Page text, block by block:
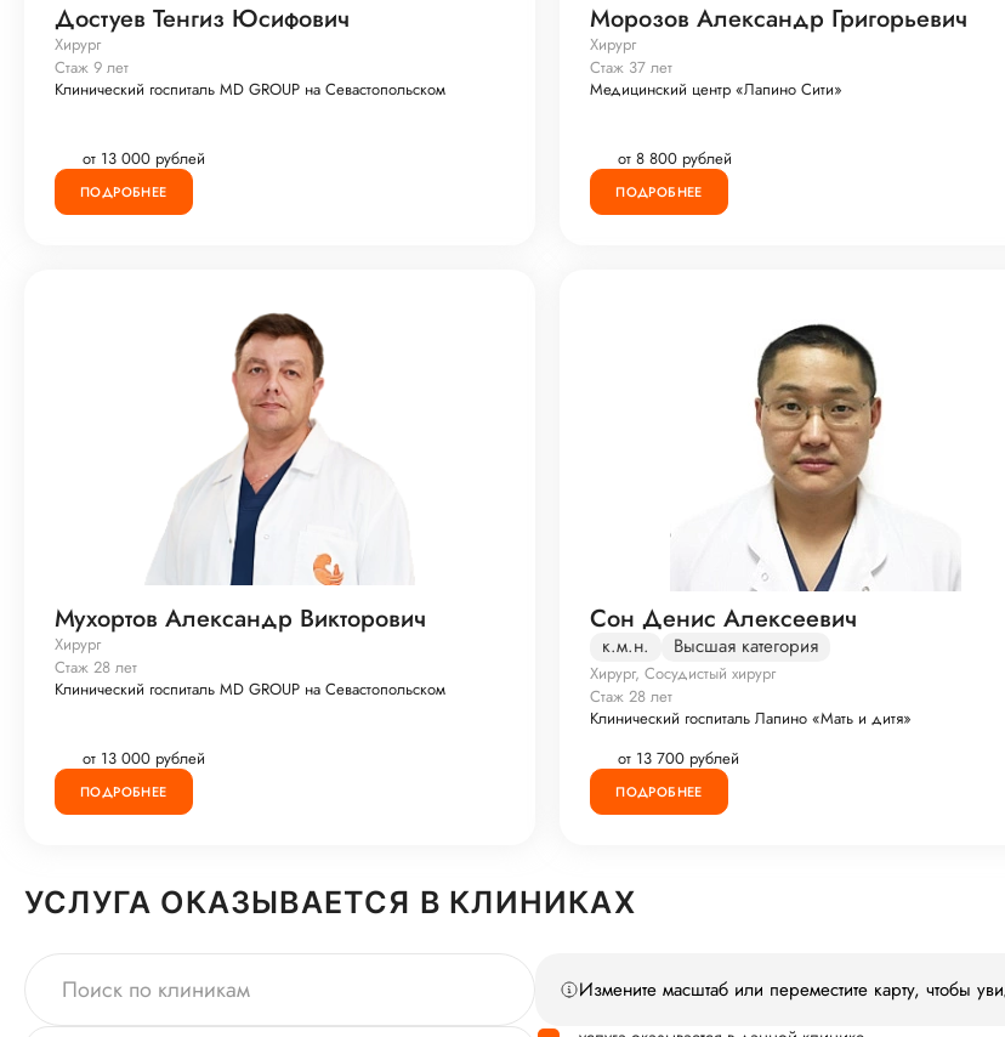
Достуев Тенгиз Юсифович
Хирург
Стаж 9 лет
Клинический госпиталь MD GROUP на Севастопольском
от 13 000 рублей
ПОДРОБНЕЕ
Морозов Александр Григорьевич
Хирург
Стаж 37 лет
Медицинский центр «Лапино Сити»
от 8 800 рублей
ПОДРОБНЕЕ
Мухортов Александр Викторович
Хирург
Стаж 28 лет
Клинический госпиталь MD GROUP на Севастопольском
от 13 000 рублей
ПОДРОБНЕЕ
Сон Денис Алексеевич
к.м.н. Высшая категория
Хирург, Сосудистый хирург
Стаж 28 лет
Клинический госпиталь Лапино «Мать и дитя»
от 13 700 рублей
ПОДРОБНЕЕ
УСЛУГА ОКАЗЫВАЕТСЯ В КЛИНИКАХ
Измените масштаб или переместите карту, чтобы